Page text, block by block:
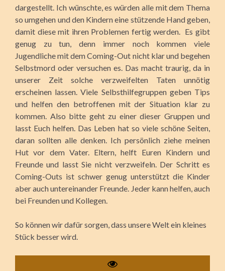
dargestellt. Ich wünschte, es würden alle mit dem Thema
so umgehen und den Kindern eine stützende Hand geben,
damit diese mit ihren Problemen fertig werden. Es gibt
genug zu tun, denn immer noch kommen viele
Jugendliche mit dem Coming-Out nicht klar und begehen
Selbstmord oder versuchen es. Das macht traurig, da in
unserer Zeit solche verzweifelten Taten unnötig
erscheinen lassen. Viele Selbsthilfegruppen geben Tips
und helfen den betroffenen mit der Situation klar zu
kommen. Also bitte geht zu einer dieser Gruppen und
lasst Euch helfen. Das Leben hat so viele schöne Seiten,
daran sollten alle denken. Ich persönlich ziehe meinen
Hut vor dem Vater. Eltern, helft Euren Kindern und
Freunde und lasst Sie nicht verzweifeln. Der Schritt es
Coming-Outs ist schwer genug unterstützt die Kinder
aber auch untereinander Freunde. Jeder kann helfen, auch
bei Freunden und Kollegen.
So können wir dafür sorgen, dass unsere Welt ein kleines
Stück besser wird.